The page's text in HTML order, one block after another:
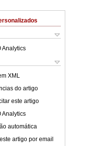
Analytics
XML
do artigo
este artigo
Analytics
automática
artigo por email